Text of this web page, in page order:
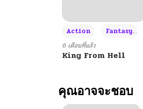
ตอนที่ 12
ตอนที่ 11
ตอนที่ 9
Action Fantasy
6 เดือนที่แล้ว
King From Hell
คุณอาจจะชอบ